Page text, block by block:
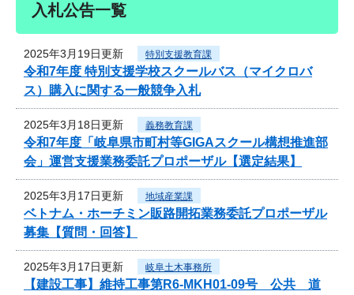
入札公告一覧
2025年3月19日更新 特別支援教育課
令和7年度 特別支援学校スクールバス（マイクロバ
ス）購入に関する一般競争入札
2025年3月18日更新 義務教育課
令和7年度「岐阜県市町村等GIGAスクール構想推進部
会」運営支援業務委託プロポーザル【選定結果】
2025年3月17日更新 地域産業課
ベトナム・ホーチミン販路開拓業務委託プロポーザル
募集【質問・回答】
2025年3月17日更新 岐阜土木事務所
【建設工事】維持工事第R6-MKH01-09号 公共 道